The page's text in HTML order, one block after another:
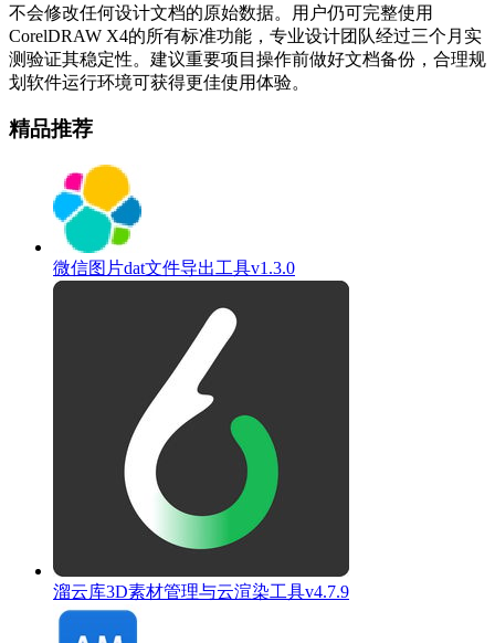
不会修改任何设计文档的原始数据。用户仍可完整使用
CorelDRAW X4的所有标准功能，专业设计团队经过三个月实
测验证其稳定性。建议重要项目操作前做好文档备份，合理规
划软件运行环境可获得更佳使用体验。
精品推荐
微信图片dat文件导出工具v1.3.0
溜云库3D素材管理与云渲染工具v4.7.9